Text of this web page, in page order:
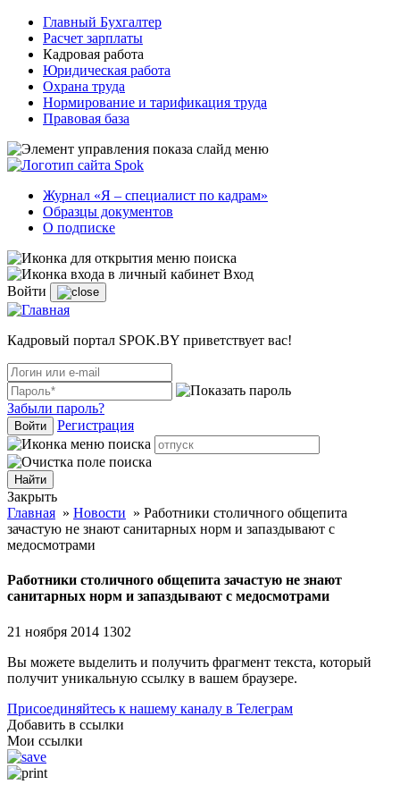
Главный Бухгалтер
Расчет зарплаты
Кадровая работа
Юридическая работа
Охрана труда
Нормирование и тарификация труда
Правовая база
Журнал «Я – специалист по кадрам»
Образцы документов
О подписке
Вход
Войти
Кадровый портал SPOK.BY приветствует вас!
Забыли пароль?
Войти Регистрация
Закрыть
Главная » Новости » Работники столичного общепита
зачастую не знают санитарных норм и запаздывают с
медосмотрами
Работники столичного общепита зачастую не знают
санитарных норм и запаздывают с медосмотрами
21 ноября 2014 1302
Вы можете выделить и получить фрагмент текста, который
получит уникальную ссылку в вашем браузере.
Присоединяйтесь к нашему каналу в Телеграм
Добавить в ссылки
Мои ссылки